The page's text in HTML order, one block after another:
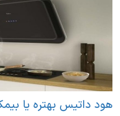
هود داتیس بهتره یا